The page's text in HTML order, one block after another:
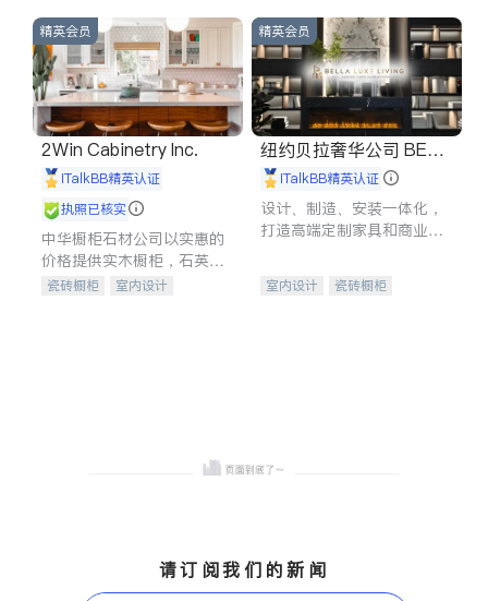
精英会员
2Win Cabinetry Inc.
iTalkBB精英认证
执照已核实
中华橱柜石材公司以实惠的
价格提供实木橱柜，石英石
台面，多种优质不锈钢水
瓷砖橱柜
室内设计
精英会员
纽约贝拉奢华公司 BELL
A LUXE
iTalkBB精英认证
设计、制造、安装一体化，
打造高端定制家具和商业空
室内设计
瓷砖橱柜
请订阅我们的新闻